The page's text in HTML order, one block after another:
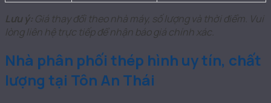
Lưu ý: Giá thay đổi theo nhà máy, số lượng và thời điểm. Vui
lòng liên hệ trực tiếp để nhận báo giá chính xác.
Nhà phân phối thép hình uy tín, chất
lượng tại Tôn An Thái